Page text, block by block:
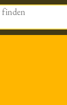
Magazin